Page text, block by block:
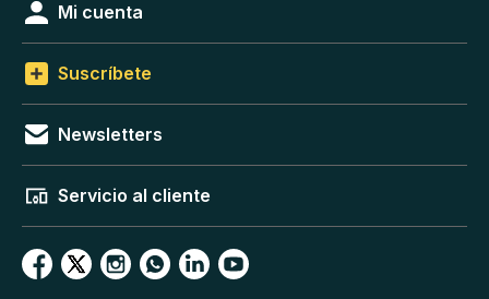
Mi cuenta
Suscríbete
Newsletters
Servicio al cliente